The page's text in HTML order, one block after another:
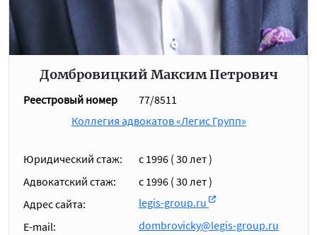
Домбровицкий Максим Петрович
Реестровый номер
77/8511
Коллегия адвокатов «Легис Групп»
Юридический стаж:
с 1996 ( 30 лет )
Адвокатский стаж:
c 1996 ( 30 лет )
Адрес сайта:
legis-group.ru
E-mail:
dombrovicky@legis-group.ru